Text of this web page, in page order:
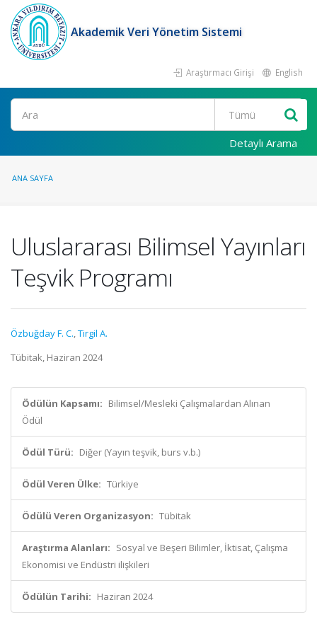
Akademik Veri Yönetim Sistemi
Araştırmacı Girişi English
Ara
Detaylı Arama
ANA SAYFA
Uluslararası Bilimsel Yayınları
Teşvik Programı
Özbuğday F. C.,Tirgil A.
Tübitak, Haziran 2024
Ödülün Kapsamı: Bilimsel/Mesleki Çalışmalardan Alınan
Ödül
Ödül Türü: Diğer (Yayın teşvik, burs v.b.)
Ödül Veren Ülke: Türkiye
Ödülü Veren Organizasyon: Tübitak
Araştırma Alanları: Sosyal ve Beşeri Bilimler, İktisat, Çalışma
Ekonomisi ve Endüstri ilişkileri
Ödülün Tarihi: Haziran 2024